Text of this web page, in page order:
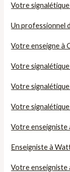
Votre signalétique
Un professionnel
Votre enseigne à
Votre
Votre
Votre
Votre enseigniste
Enseigniste à
Votre enseigniste